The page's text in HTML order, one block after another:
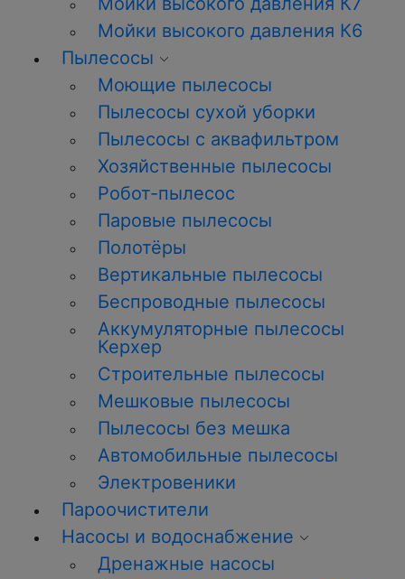
Мойки высокого давления К6
Пылесосы
Моющие пылесосы
Пылесосы сухой уборки
Пылесосы с аквафильтром
Хозяйственные пылесосы
Робот-пылесос
Паровые пылесосы
Полотёры
Вертикальные пылесосы
Беспроводные пылесосы
Аккумуляторные пылесосы
Керхер
Строительные пылесосы
Мешковые пылесосы
Пылесосы без мешка
Автомобильные пылесосы
Электровеники
Пароочистители
Насосы и водоснабжение
Дренажные насосы